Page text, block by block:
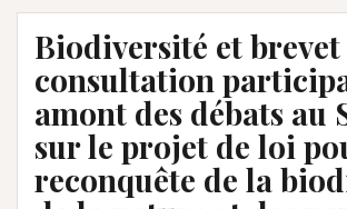
Biodiversité et
consultation
amont des débats au
sur le projet de loi
reconquête de la